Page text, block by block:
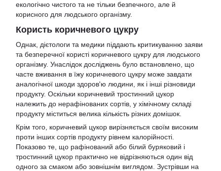
екологічно чистого та не тільки безпечного, але й
корисного для людського організму.
Користь коричневого цукру
Однак, дієтологи та медики піддають критикуванню заяви
та безперечної користі коричневого цукру для людського
організму. Унаслідок досліджень було встановлено, що
часте вживання в їжу коричневого цукру може завдати
аналогічної шкоди здоров'ю людини, як і інші різновиди
продукту. Оскільки коричневий тростинний цукор
належить до нерафінованих сортів, у хімічному складі
продукту міститься велика кількість різних домішок.
Крім того, коричневий цукор вирізняється своїм високим
проти інших сортів продукту рівнем калорійності.
Показово те, що рафінований або білий буряковий і
тростинний цукор практично не відрізняються один від
одного за смаком або зовнішнім виглядом. Зустрівши на